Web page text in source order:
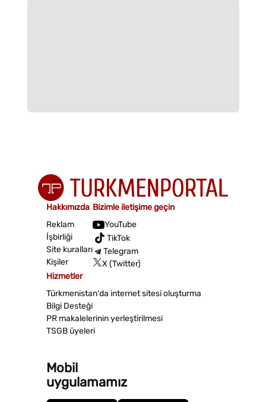
Hakkımızda
Reklam
İşbirliği
Site kuralları
Kişiler
Bizimle iletişime geçin
YouTube
TikTok
Telegram
X (Twitter)
Hizmetler
Türkmenistan'da internet sitesi oluşturma
Bilgi Desteği
PR makalelerinin yerleştirilmesi
TSGB üyeleri
Mobil
uygulamamız